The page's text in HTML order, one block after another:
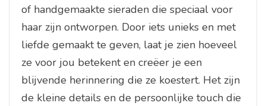
of handgemaakte sieraden die speciaal voor
haar zijn ontworpen. Door iets unieks en met
liefde gemaakt te geven, laat je zien hoeveel
ze voor jou betekent en creëer je een
blijvende herinnering die ze koestert. Het zijn
de kleine details en de persoonlijke touch die